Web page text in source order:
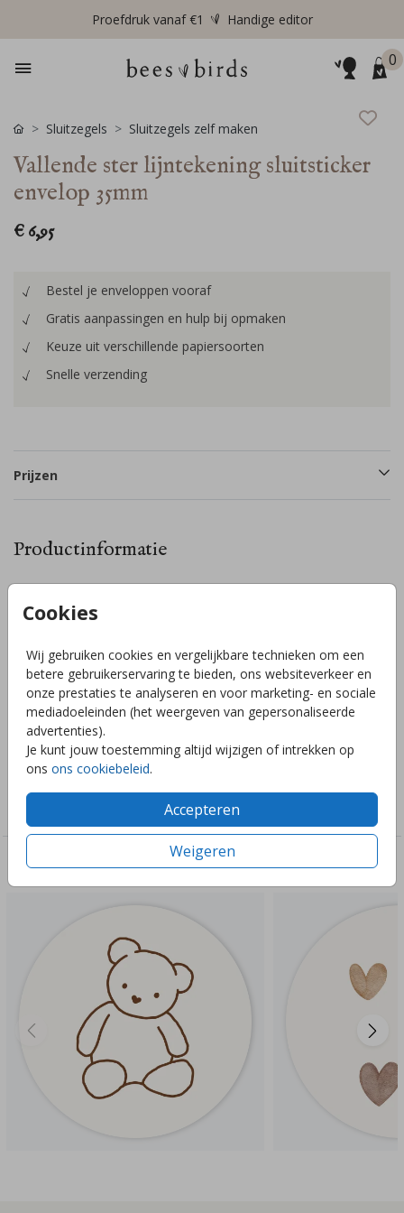
Proefdruk vanaf €1 Handige editor
0
Cookies
Wij gebruiken cookies en vergelijkbare technieken om een
betere gebruikerservaring te bieden, ons websiteverkeer en
onze prestaties te analyseren en voor marketing- en sociale
mediadoeleinden (het weergeven van gepersonaliseerde
advertenties).
Je kunt jouw toestemming altijd wijzigen of intrekken op
ons ons cookiebeleid.
Accepteren
Weigeren
Sluitzegels Sluitzegels zelf maken
Vallende ster lijntekening sluitsticker
envelop 35mm
€ 6,95
Bestel je enveloppen vooraf
Gratis aanpassingen en hulp bij opmaken
Keuze uit verschillende papiersoorten
Snelle verzending
Prijzen
Productinformatie
Ontwerp zelf je sluitzegel. Bewerk de sluitzegel naar eigen
bestellen per 25 stuks. Heb je zelf een idee voor een
sluitzegel of kom je er niet uit? Stuur mij een berichtje en ik
help je graag!
Toon meer
Deze ontwerpen vind je misschien ook leuk